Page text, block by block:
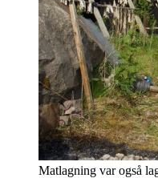
Matlagning var også